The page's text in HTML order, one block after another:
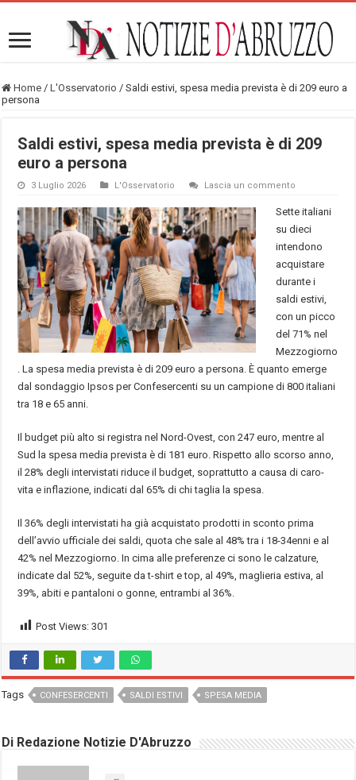
Home / L'Osservatorio / Saldi estivi, spesa media prevista è di 209 euro a
persona
Saldi estivi, spesa media prevista è di 209
euro a persona
3 Luglio 2026 L'Osservatorio Lascia un commento
Sette italiani
su dieci
intendono
acquistare
durante i
saldi estivi,
con un picco
del 71% nel
Mezzogiorno
. La spesa media prevista è di 209 euro a persona. È quanto emerge
dal sondaggio Ipsos per Confesercenti su un campione di 800 italiani
tra 18 e 65 anni.
Il budget più alto si registra nel Nord-Ovest, con 247 euro, mentre al
Sud la spesa media prevista è di 181 euro. Rispetto allo scorso anno,
il 28% degli intervistati riduce il budget, soprattutto a causa di caro-
vita e inflazione, indicati dal 65% di chi taglia la spesa.
Il 36% degli intervistati ha già acquistato prodotti in sconto prima
dell’avvio ufficiale dei saldi, quota che sale al 48% tra i 18-34enni e al
42% nel Mezzogiorno. In cima alle preferenze ci sono le calzature,
indicate dal 52%, seguite da t-shirt e top, al 49%, maglieria estiva, al
39%, abiti e pantaloni o gonne, entrambi al 36%.
Post Views: 301
Tags CONFESERCENTI SALDI ESTIVI SPESA MEDIA
Di Redazione Notizie D'Abruzzo